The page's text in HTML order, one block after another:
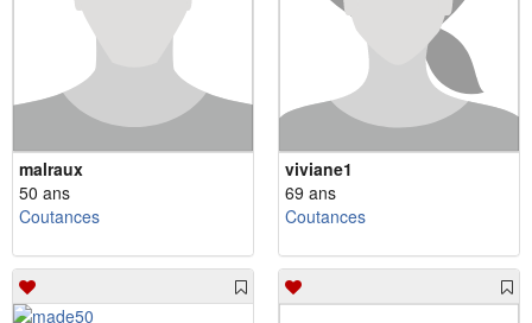
malraux
50 ans
Coutances
viviane1
69 ans
Coutances